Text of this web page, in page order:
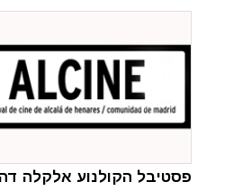
פסטיבל הקולנוע אלקלה דה